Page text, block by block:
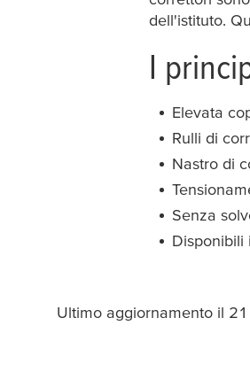
dell'istituto.
I
Elevata
Rulli di
Nastro di
Senza
Disponibili
Ultimo aggiornamento il